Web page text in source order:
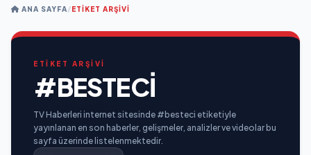
ANA SAYFA/ETIKET ARŞIVI
ETİKET ARŞİVİ
#BESTECI
TV Haberleri internet sitesinde #besteci etiketiyle
yayınlanan en son haberler, gelişmeler, analizler ve videolar bu
sayfa üzerinde listelenmektedir.